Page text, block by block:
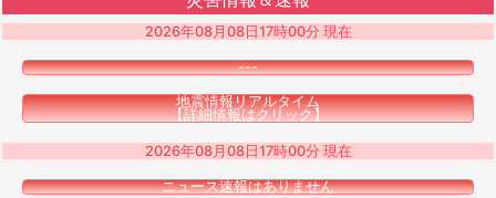
2026年08月08日17時00分 現在
---
地震情報リアルタイム
【詳細情報はクリック】
2026年08月08日17時00分 現在
ニュース速報はありません